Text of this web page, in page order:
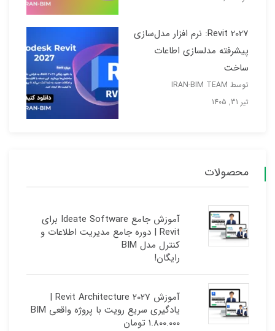
Revit 2027: نرم افزار مدل‌سازی
پیشرفته مدلسازی اطاعات
ساخت
توسط IRAN-BIM TEAM
تیر 31, 1405
محصولات
آموزش جامع Ideate Software برای
Revit | دوره جامع مدیریت اطلاعات و
کنترل مدل BIM
رایگان!
آموزش Revit Architecture 2027 |
یادگیری سریع رویت با پروژه واقعی BIM
1.800.000 تومان